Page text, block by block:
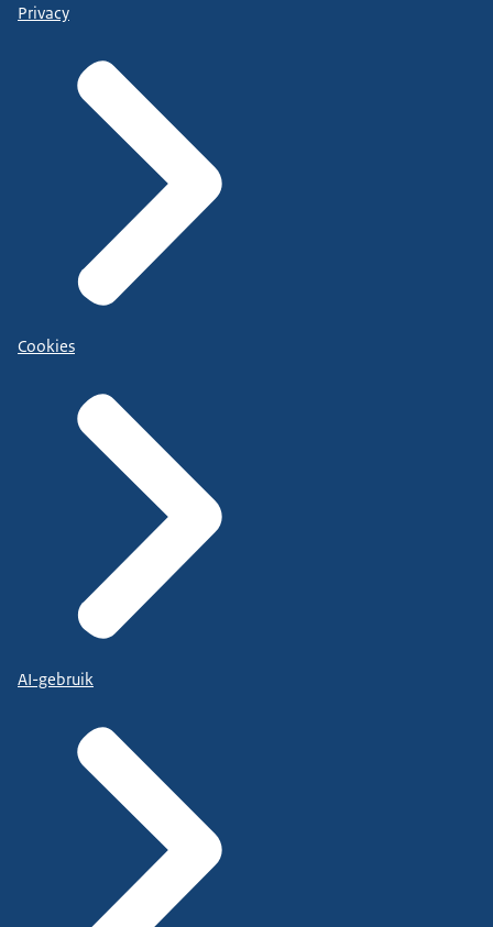
Privacy
Cookies
AI-gebruik